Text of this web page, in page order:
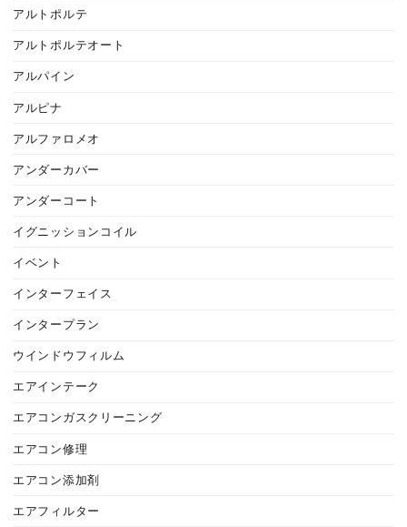
アルトポルテ
アルトポルテオート
アルパイン
アルピナ
アルファロメオ
アンダーカバー
アンダーコート
イグニッションコイル
イベント
インターフェイス
インタープラン
ウインドウフィルム
エアインテーク
エアコンガスクリーニング
エアコン修理
エアコン添加剤
エアフィルター